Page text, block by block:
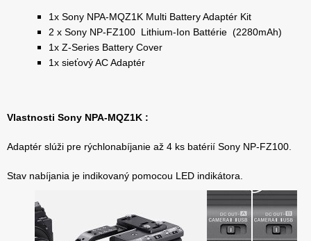
1x Sony NPA-MQZ1K Multi Battery Adaptér Kit
2 x Sony NP-FZ100 Lithium-Ion Battérie (2280mAh)
1x Z-Series Battery Cover
1x sieťový AC Adaptér
Vlastnosti Sony NPA-MQZ1K :
Adaptér slúži pre rýchlonabíjanie až 4 ks batérií Sony NP-FZ100.
Stav nabíjania je indikovaný pomocou LED indikátora.